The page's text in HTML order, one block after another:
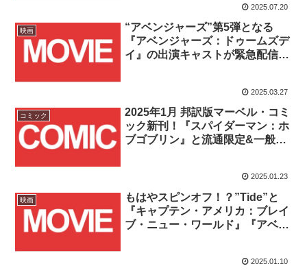
2025.07.20
映画
“アベンジャーズ”第5弾となる
『アベンジャーズ：ドゥームズデ
イ』の出演キャストが緊急配信に
2025.03.27
コミック
2025年1月 邦訳版マーベル・コミ
ック新刊！『スパイダーマン：ホ
ブゴブリン』と流通限定&一般流
2025.01.23
映画
もはやスピンオフ！？”Tide”と
『キャプテン・アメリカ：ブレイ
ブ・ニュー・ワールド』『アベン
2025.01.10